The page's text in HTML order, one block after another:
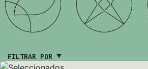
FILTRAR POR